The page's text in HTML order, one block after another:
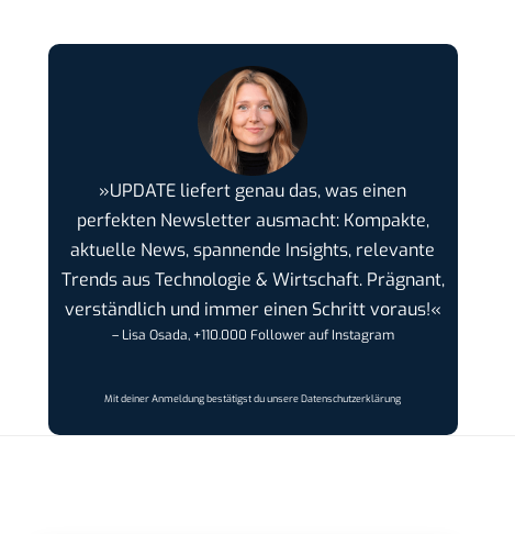
»UPDATE liefert genau das, was einen
perfekten Newsletter ausmacht: Kompakte,
aktuelle News, spannende Insights, relevante
Trends aus Technologie & Wirtschaft. Prägnant,
verständlich und immer einen Schritt voraus!«
– Lisa Osada, +110.000 Follower auf Instagram
Mit deiner Anmeldung bestätigst du unsereDatenschutzerklärung